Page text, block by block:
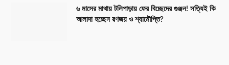
৬ মাসের মাথায় টলিপাড়ায় ফের বিচ্ছেদের গুঞ্জন! সত্যিই কি
আলাদা হচ্ছেন রণজয় ও শ্যামৌপ্তি?